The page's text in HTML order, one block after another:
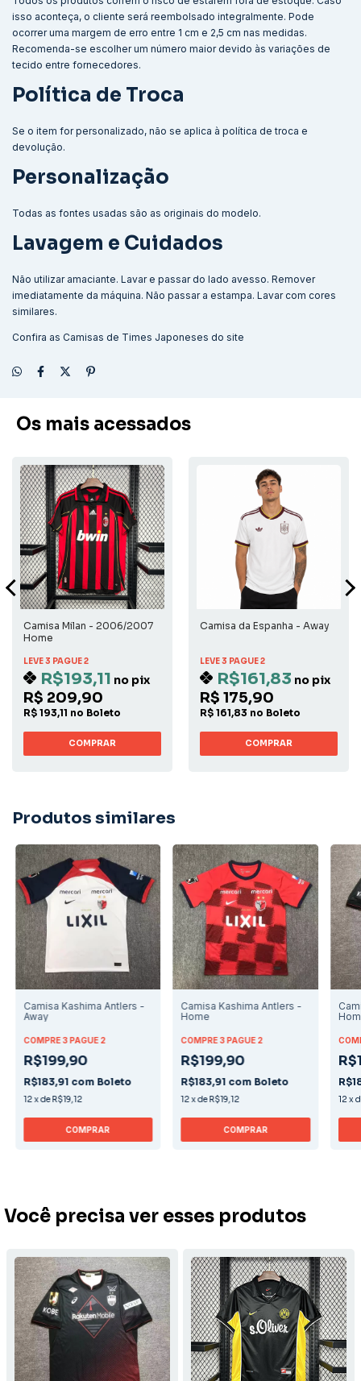
isso aconteça, o cliente será reembolsado integralmente. Pode
ocorrer uma margem de erro entre 1 cm e 2,5 cm nas medidas.
Recomenda-se escolher um número maior devido às variações de
tecido entre fornecedores.
Política de Troca
Se o item for personalizado, não se aplica à política de troca e
devolução.
Personalização
Todas as fontes usadas são as originais do modelo.
Lavagem e Cuidados
Não utilizar amaciante. Lavar e passar do lado avesso. Remover
imediatamente da máquina. Não passar a estampa. Lavar com cores
similares.
Confira as Camisas de Times Japoneses do site
Os mais acessados
Camisa Milan - 2006/2007
Home
LEVE 3 PAGUE 2
R$193,11 no pix
R$ 209,90
R$ 193,11 no Boleto
COMPRAR
Camisa da Espanha - Away
LEVE 3 PAGUE 2
R$161,83 no pix
R$ 175,90
R$ 161,83 no Boleto
COMPRAR
Produtos similares
Camisa Kashima Antlers -
Away
COMPRE 3 PAGUE 2
R$199,90
R$183,91 com Boleto
12xde R$19,12
COMPRAR
Camisa Kashima Antlers -
Home
COMPRE 3 PAGUE 2
R$199,90
R$183,91 com Boleto
12xde R$19,12
COMPRAR
12 x
Você precisa ver esses produtos